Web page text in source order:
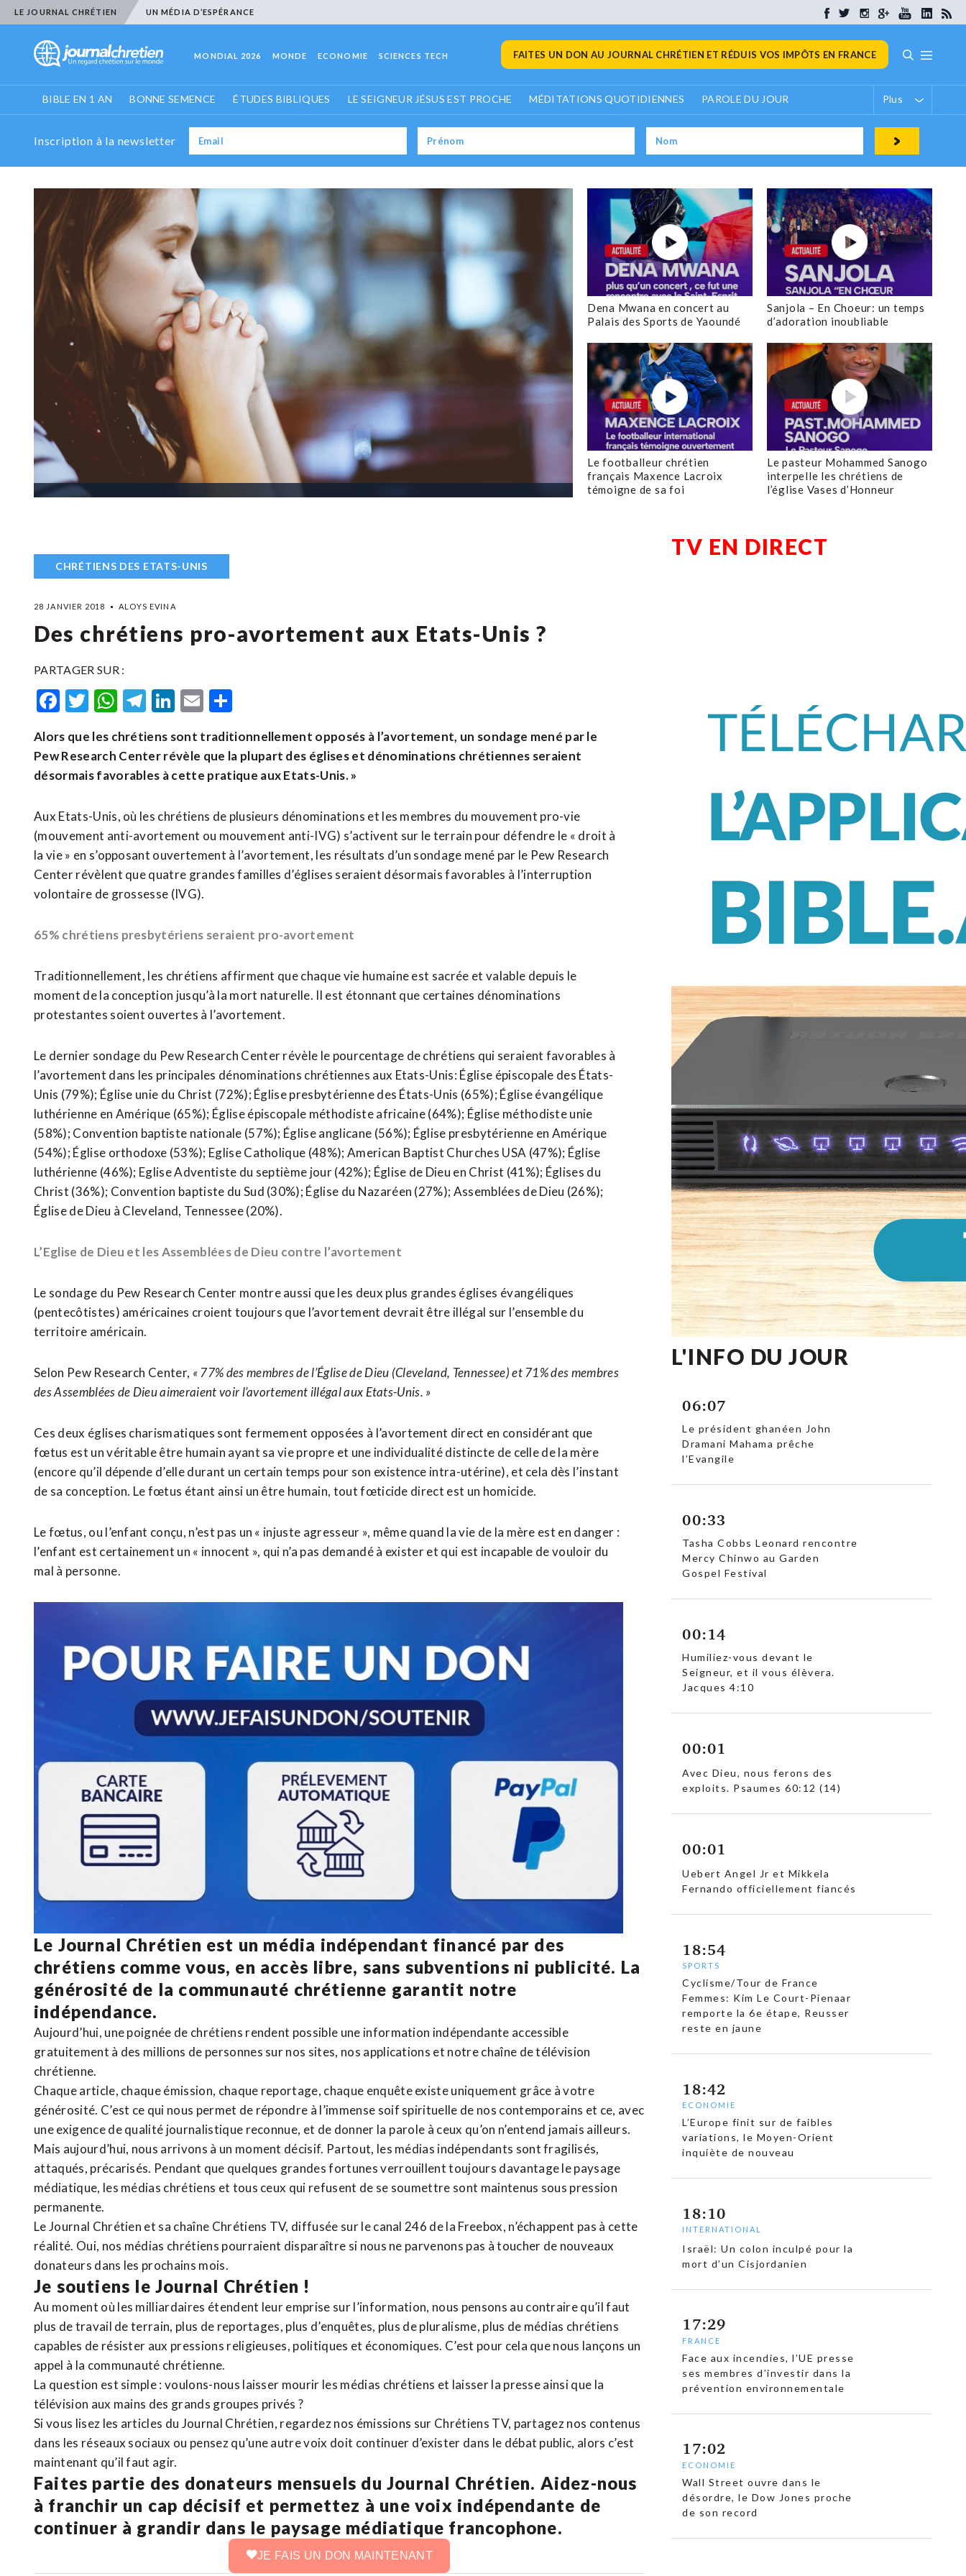
LE JOURNAL CHRÉTIEN UN MÉDIA D’ESPÉRANCE
MONDIAL 2026 MONDE ECONOMIE SCIENCES TECH FAITES UN DON AU JOURNAL CHRÉTIEN ET RÉDUIS VOS IMPÔTS EN FRANCE
BIBLE EN 1 AN BONNE SEMENCE ÉTUDES BIBLIQUES LE SEIGNEUR JÉSUS EST PROCHE MÉDITATIONS QUOTIDIENNES PAROLE DU JOUR Plus
Inscription à la newsletter
Dena Mwana en concert au
Palais des Sports de Yaoundé
Sanjola – En Choeur: un temps
d’adoration inoubliable
Le footballeur chrétien
français Maxence Lacroix
témoigne de sa foi
Le pasteur Mohammed Sanogo
interpelle les chrétiens de
l’église Vases d’Honneur
CHRÉTIENS DES ETATS-UNIS
28 JANVIER 2018 ALOYS EVINA
Des chrétiens pro-avortement aux Etats-Unis ?
PARTAGER SUR :
Facebook
Twitter
WhatsApp
Telegram
LinkedIn
Email
Alors que les chrétiens sont traditionnellement opposés à l’avortement, un sondage mené par le
Pew Research Center révèle que la plupart des églises et dénominations chrétiennes seraient
désormais favorables à cette pratique aux Etats-Unis. »
Aux Etats-Unis, où les chrétiens de plusieurs dénominations et les membres du mouvement pro-vie
(mouvement anti-avortement ou mouvement anti-IVG) s’activent sur le terrain pour défendre le « droit à
la vie » en s’opposant ouvertement à l’avortement, les résultats d’un sondage mené par le Pew Research
Center révèlent que quatre grandes familles d’églises seraient désormais favorables à l’interruption
volontaire de grossesse (IVG).
65% chrétiens presbytériens seraient pro-avortement
Traditionnellement, les chrétiens affirment que chaque vie humaine est sacrée et valable depuis le
moment de la conception jusqu’à la mort naturelle. Il est étonnant que certaines dénominations
protestantes soient ouvertes à l’avortement.
Le dernier sondage du Pew Research Center révèle le pourcentage de chrétiens qui seraient favorables à
l’avortement dans les principales dénominations chrétiennes aux Etats-Unis: Église épiscopale des États-
Unis (79%); Église unie du Christ (72%); Église presbytérienne des États-Unis (65%); Église évangélique
luthérienne en Amérique (65%); Église épiscopale méthodiste africaine (64%); Église méthodiste unie
(58%); Convention baptiste nationale (57%); Église anglicane (56%); Église presbytérienne en Amérique
(54%); Église orthodoxe (53%); Eglise Catholique (48%); American Baptist Churches USA (47%); Église
luthérienne (46%); Eglise Adventiste du septième jour (42%); Église de Dieu en Christ (41%); Églises du
Christ (36%); Convention baptiste du Sud (30%); Église du Nazaréen (27%); Assemblées de Dieu (26%);
Église de Dieu à Cleveland, Tennessee (20%).
L’Eglise de Dieu et les Assemblées de Dieu contre l’avortement
Le sondage du Pew Research Center montre aussi que les deux plus grandes églises évangéliques
(pentecôtistes) américaines croient toujours que l’avortement devrait être illégal sur l’ensemble du
territoire américain.
Selon Pew Research Center, « 77% des membres de l’Église de Dieu (Cleveland, Tennessee) et 71% des membres
des Assemblées de Dieu aimeraient voir l’avortement illégal aux Etats-Unis. »
Ces deux églises charismatiques sont fermement opposées à l’avortement direct en considérant que
fœtus est un véritable être humain ayant sa vie propre et une individualité distincte de celle de la mère
(encore qu’il dépende d’elle durant un certain temps pour son existence intra-utérine), et cela dès l’instant
de sa conception. Le fœtus étant ainsi un être humain, tout fœticide direct est un homicide.
Le fœtus, ou l’enfant conçu, n’est pas un « injuste agresseur », même quand la vie de la mère est en danger :
l’enfant est certainement un « innocent », qui n’a pas demandé à exister et qui est incapable de vouloir du
mal à personne.
Le Journal Chrétien est un média indépendant financé par des
chrétiens comme vous, en accès libre, sans subventions ni publicité. La
générosité de la communauté chrétienne garantit notre
indépendance.
Aujourd’hui, une poignée de chrétiens rendent possible une information indépendante accessible
gratuitement à des millions de personnes sur nos sites, nos applications et notrechaîne de télévision
chrétienne.
Chaque article, chaque émission, chaque reportage, chaque enquête existe uniquement grâce à votre
générosité. C’est ce qui nous permet de répondre à l’immense soif spirituelle de nos contemporains et ce, avec
une exigence de qualité journalistique reconnue, et de donner la parole à ceux qu’on n’entend jamais ailleurs.
Mais aujourd’hui, nous arrivons à un moment décisif. Partout, les médias indépendants sont fragilisés,
attaqués, précarisés. Pendant que quelques grandes fortunes verrouillent toujours davantage le paysage
médiatique, les médias chrétiens et tous ceux qui refusent de se soumettre sont maintenus sous pression
permanente.
Le Journal Chrétien et sa chaîne Chrétiens TV, diffusée sur le canal 246 de la Freebox, n’échappent pas à cette
réalité. Oui, nos médias chrétiens pourraient disparaître si nous ne parvenons pas à toucher de nouveaux
donateurs dans les prochains mois.
Je soutiens le Journal Chrétien !
Au moment où les milliardaires étendent leur emprise sur l’information, nous pensons au contraire qu’il faut
plus de travail de terrain, plus de reportages, plus d’enquêtes, plus de pluralisme, plus de médias chrétiens
capables de résister aux pressions religieuses, politiques et économiques. C’est pour cela que nous lançons un
appel à la communauté chrétienne.
La question est simple : voulons-nous laisser mourir les médias chrétiens et laisser la presse ainsi que la
télévision aux mains des grands groupes privés ?
Si vous lisez les articles du Journal Chrétien, regardez nos émissions sur Chrétiens TV, partagez nos contenus
dans les réseaux sociaux ou pensez qu’une autre voix doit continuer d’exister dans le débat public, alors c’est
maintenant qu’il faut agir.
Faites partie des donateurs mensuels du Journal Chrétien. Aidez-nous
à franchir un cap décisif et permettez à une voix indépendante de
continuer à grandir dans le paysage médiatique francophone.
JE FAIS UN DON MAINTENANT
TV EN DIRECT
L'INFO DU JOUR
06:07
Le président ghanéen John
Dramani Mahama prêche
l’Evangile
00:33
Tasha Cobbs Leonard rencontre
Mercy Chinwo au Garden
Gospel Festival
00:14
Humiliez-vous devant le
Seigneur, et il vous élèvera.
Jacques 4:10
00:01
Avec Dieu, nous ferons des
exploits. Psaumes 60:12 (14)
00:01
Uebert Angel Jr et Mikkela
Fernando officiellement fiancés
18:54
SPORTS
Cyclisme/Tour de France
Femmes: Kim Le Court-Pienaar
remporte la 6e étape, Reusser
reste en jaune
18:42
ECONOMIE
L’Europe finit sur de faibles
variations, le Moyen-Orient
inquiète de nouveau
18:10
INTERNATIONAL
Israël: Un colon inculpé pour la
mort d’un Cisjordanien
17:29
FRANCE
Face aux incendies, l’UE presse
ses membres d’investir dans la
prévention environnementale
17:02
ECONOMIE
Wall Street ouvre dans le
désordre, le Dow Jones proche
de son record